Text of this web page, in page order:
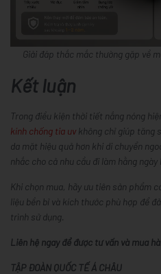
Giải đáp thắc mắc thường gặp về
Kết luận
Trong điều kiện thời tiết nắng nóng
kính chống tia uv không chỉ giúp tăng
da mặt hiệu quả hơn khi di chuyển
nhắc cho cả nhu cầu đi làm hằng ngày
Khi chọn mua, hãy ưu tiên sản phẩm
liệu bền bỉ và kích thước phù hợp để
trình sử dụng.
Liên hệ ngay để được tư vấn và mua
TẬP ĐOÀN QUỐC TẾ Á CHÂU